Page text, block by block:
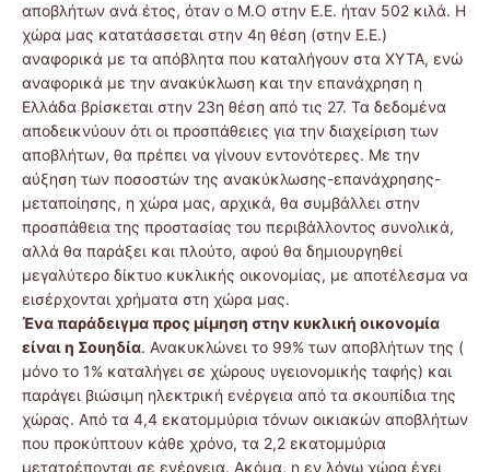
αποβλήτων ανά έτος, όταν ο Μ.Ο στην Ε.Ε. ήταν 502 κιλά. Η
χώρα μας κατατάσσεται στην 4η θέση (στην Ε.Ε.)
αναφορικά με τα απόβλητα που καταλήγουν στα ΧΥΤΑ, ενώ
αναφορικά με την ανακύκλωση και την επανάχρηση η
Ελλάδα βρίσκεται στην 23η θέση από τις 27. Τα δεδομένα
αποδεικνύουν ότι οι προσπάθειες για την διαχείριση των
αποβλήτων, θα πρέπει να γίνουν εντονότερες. Με την
αύξηση των ποσοστών της ανακύκλωσης-επανάχρησης-
μεταποίησης, η χώρα μας, αρχικά, θα συμβάλλει στην
προσπάθεια της προστασίας του περιβάλλοντος συνολικά,
αλλά θα παράξει και πλούτο, αφού θα δημιουργηθεί
μεγαλύτερο δίκτυο κυκλικής οικονομίας, με αποτέλεσμα να
εισέρχονται χρήματα στη χώρα μας.
Ένα παράδειγμα προς μίμηση στην κυκλική οικονομία
είναι η Σουηδία. Ανακυκλώνει το 99% των αποβλήτων της (
μόνο το 1% καταλήγει σε χώρους υγειονομικής ταφής) και
παράγει βιώσιμη ηλεκτρική ενέργεια από τα σκουπίδια της
χώρας. Από τα 4,4 εκατομμύρια τόνων οικιακών αποβλήτων
που προκύπτουν κάθε χρόνο, τα 2,2 εκατομμύρια
μετατρέπονται σε ενέργεια. Ακόμα, η εν λόγω χώρα έχει